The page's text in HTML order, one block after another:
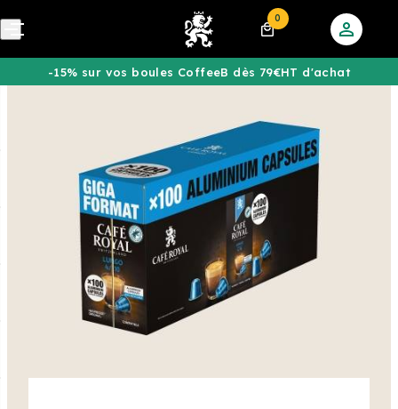
0
-15% sur vos boules CoffeeB dès 79€HT d'achat